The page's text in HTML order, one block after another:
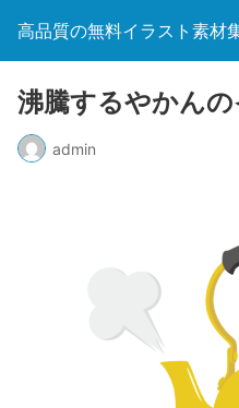
高品質の無料イラスト素材
沸騰するやかんの
admin